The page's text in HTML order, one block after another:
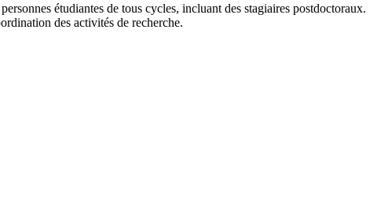
étudiantes de tous cycles, incluant des stagiaires postdoctoraux.
des activités de recherche.